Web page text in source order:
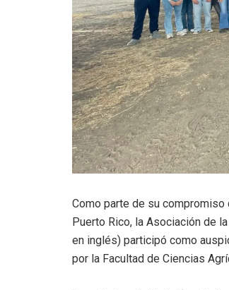
Como parte de su
Puerto Rico, la Asociación de
en inglés) participó como
por la Facultad de Ciencias